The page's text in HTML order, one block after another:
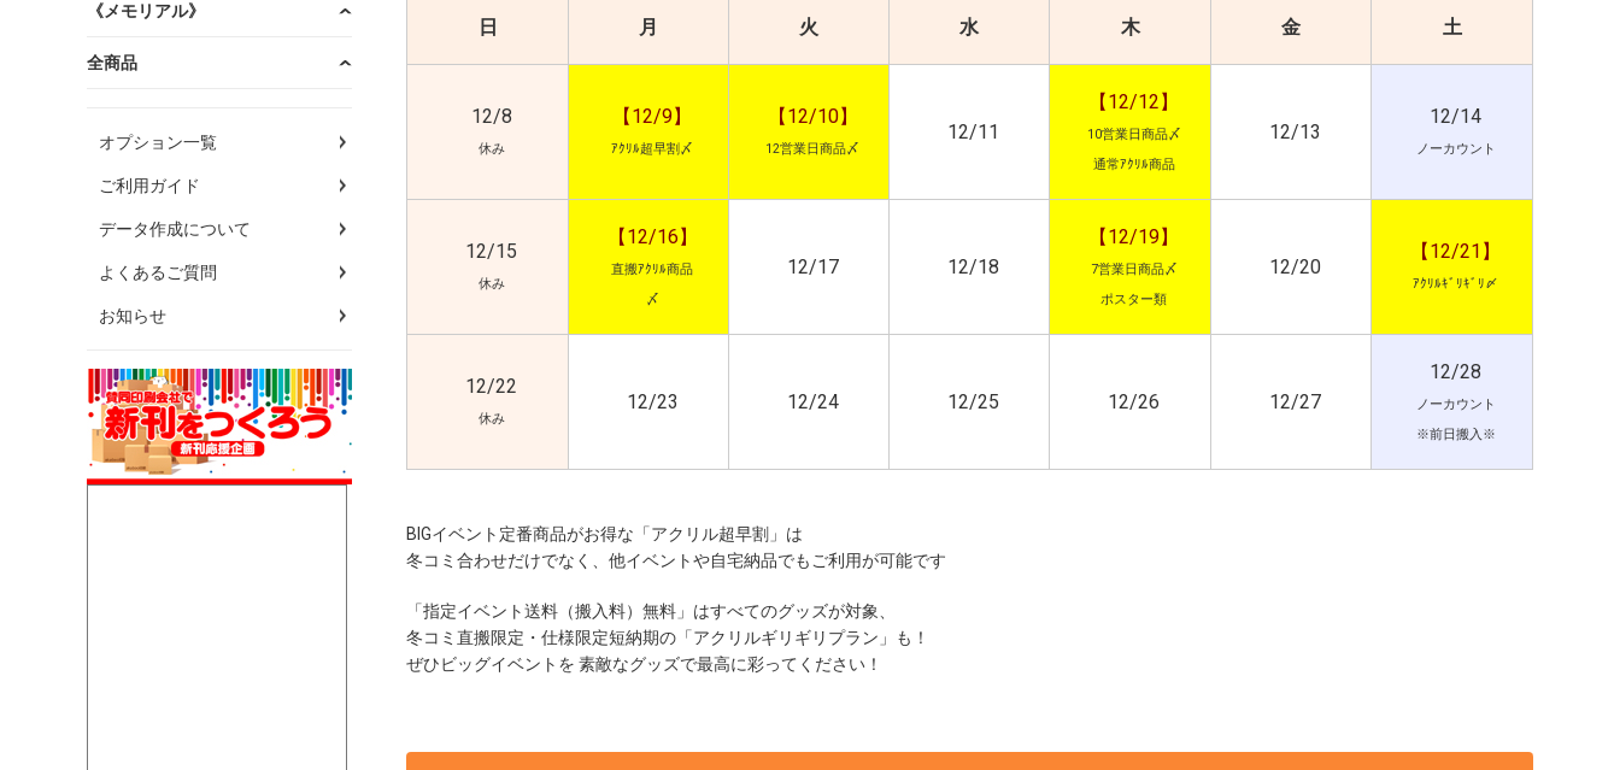
日 月 火 水 木 金 土
12/8
休み
【12/9】
ｱｸﾘﾙ超早割〆
【12/10】
12営業日商品〆
12/11
【12/12】
10営業日商品〆
通常ｱｸﾘﾙ商品
12/13
12/14
ノーカウント
12/15
休み
【12/16】
直搬ｱｸﾘﾙ商品
〆
12/17 12/18
【12/19】
7営業日商品〆
ポスター類
12/20
【12/21】
ｱｸﾘﾙｷﾞﾘｷﾞﾘ〆
12/22
休み
12/23 12/24 12/25 12/26 12/27
12/28
ノーカウント
※前日搬入※
BIGイベント定番商品がお得な「アクリル超早割」は
冬コミ合わせだけでなく、他イベントや自宅納品でもご利用が可能です
「指定イベント送料（搬入料）無料」はすべてのグッズが対象、
冬コミ直搬限定・仕様限定短納期の「アクリルギリギリプラン」も！
ぜひビッグイベントを 素敵なグッズで最高に彩ってください！
《メモリアル》
全商品
オプション一覧
ご利用ガイド
データ作成について
よくあるご質問
お知らせ